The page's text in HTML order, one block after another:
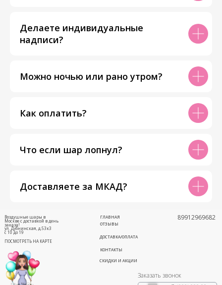
Делаете индивидуальные
надписи?
Можно ночью или рано утром?
Как оплатить?
Что если шар лопнул?
Доставляете за МКАД?
ул. Дубнинская, д.53к3
с 10 до 19
ПОСМОТРЕТЬ НА КАРТЕ
ОТЗЫВЫ
ГЛАВНАЯ
ДОСТАВКА/ОПЛАТА
СКИДКИ И АКЦИИ
КОНТАКТЫ
89912969682
Воздушные шары в
Москве с доставкой в день
заказа!
Заказать звонок